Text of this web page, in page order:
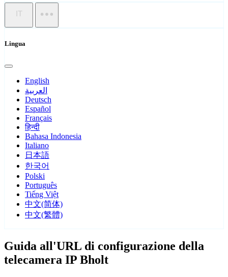
IT
Lingua
English
العربية
Deutsch
Español
Français
हिन्दी
Bahasa Indonesia
Italiano
日本語
한국어
Polski
Português
Tiếng Việt
中文(简体)
中文(繁體)
Guida all'URL di configurazione della
telecamera IP Bholt